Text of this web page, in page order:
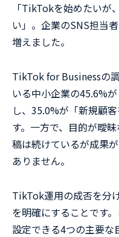
「TikTokを始めたいが
い」。企業のSNS担当
増えました。
TikTok for Businessの
いる中小企業の45.6%
し、35.0%が「新規顧
す。一方で、目的が曖
稿は続けているが成果
ありません。
TikTok運用の成否を分
を明確にすることです
設定できる4つの主要な